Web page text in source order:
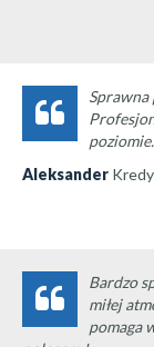
Sprawna
poziomie.
Aleksander
Bardzo
miłej
pomaga